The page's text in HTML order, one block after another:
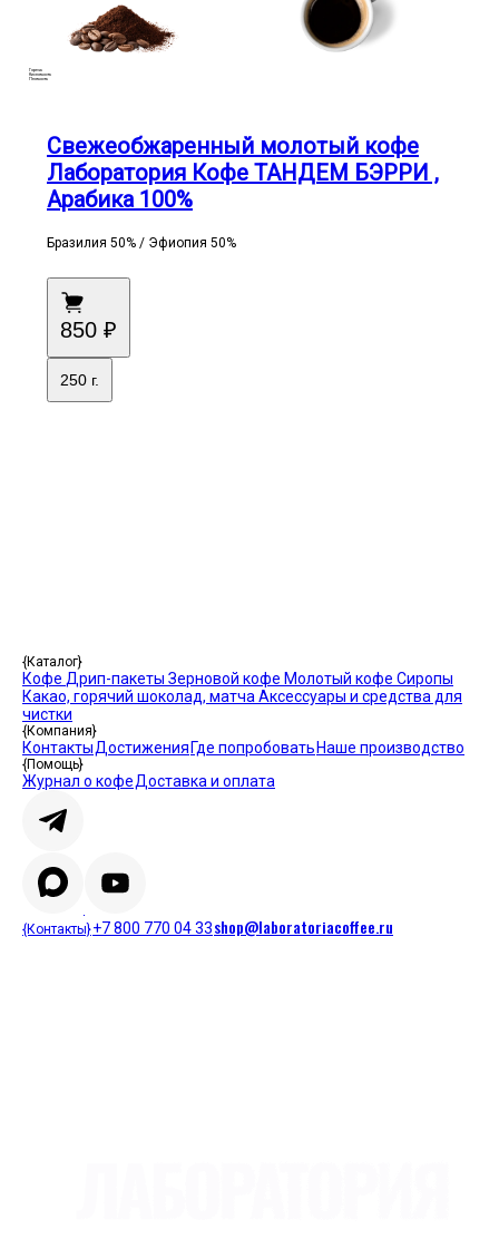
Горечь
Кислотность
Плотность
Свежеобжаренный молотый кофе
Лаборатория Кофе ТАНДЕМ БЭРРИ ,
Арабика 100%
Бразилия 50% / Эфиопия 50%
850 ₽
250 г.
{Каталог}
Кофе Дрип-пакеты Зерновой кофе Молотый кофе Сиропы
Какао, горячий шоколад, матча Аксессуары и средства для
чистки
{Компания}
КонтактыДостижения Где попробовать Наше производство
{Помощь}
Журнал о кофеДоставка и оплата
{Контакты}+7 800 770 04 33shop@laboratoriacoffee.ru